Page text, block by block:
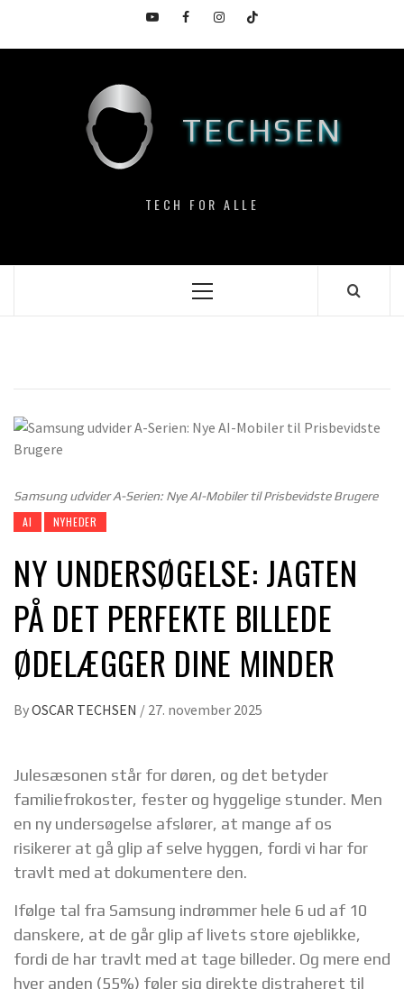
content
YouTubeFacebookInstagramTikTok
TECHSEN
TECH FOR ALLE
Primary
Samsung udvider A-Serien: Nye AI-Mobiler til Prisbevidste Brugere
AI NYHEDER
NY UNDERSØGELSE: JAGTEN
PÅ DET PERFEKTE BILLEDE
ØDELÆGGER DINE MINDER
ByOSCAR TECHSEN / 27. november 2025
Julesæsonen står for døren, og det betyder
familiefrokoster, fester og hyggelige stunder. Men
en ny undersøgelse afslører, at mange af os
risikerer at gå glip af selve hyggen, fordi vi har for
travlt med at dokumentere den.
Ifølge tal fra Samsung indrømmer hele 6 ud af 10
danskere, at de går glip af livets store øjeblikke,
fordi de har travlt med at tage billeder. Og mere end
hver anden (55%) føler sig direkte distraheret til